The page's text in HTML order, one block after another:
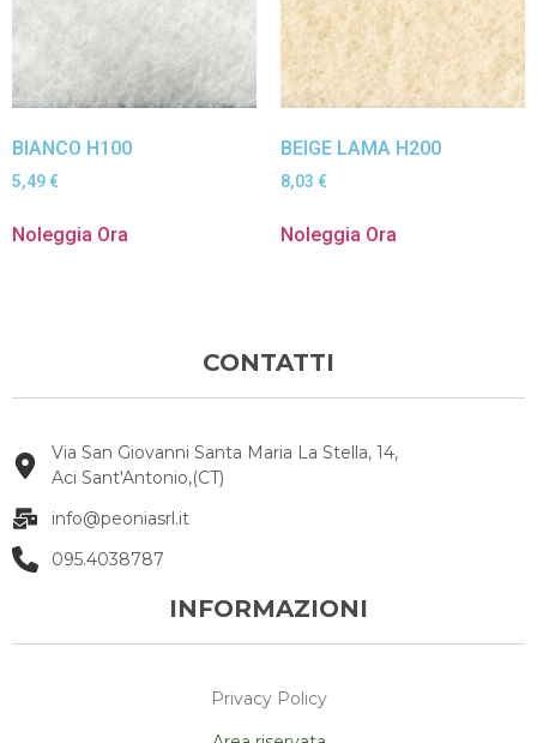
BIANCO H100
5,49 €
Noleggia Ora
BEIGE LAMA H200
8,03 €
Noleggia Ora
CONTATTI
Via San Giovanni Santa Maria La Stella, 14,
Aci Sant'Antonio,(CT)
info@peoniasrl.it
095.4038787
INFORMAZIONI
Privacy Policy